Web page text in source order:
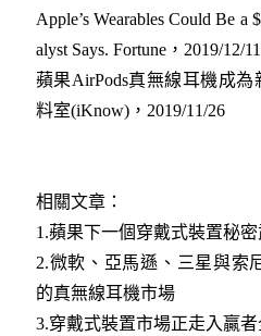
Apple’s Wearables Could Be a
alyst Says. Fortune，2019/12/11
蘋果AirPods真無線耳機成
料室(iKnow)，2019/11/26
相關文章：
1.蘋果下一個穿戴式裝置秘
2.微軟、亞馬遜、三星與索
的真無線耳機市場
3.穿戴式裝置市場正走入贏者